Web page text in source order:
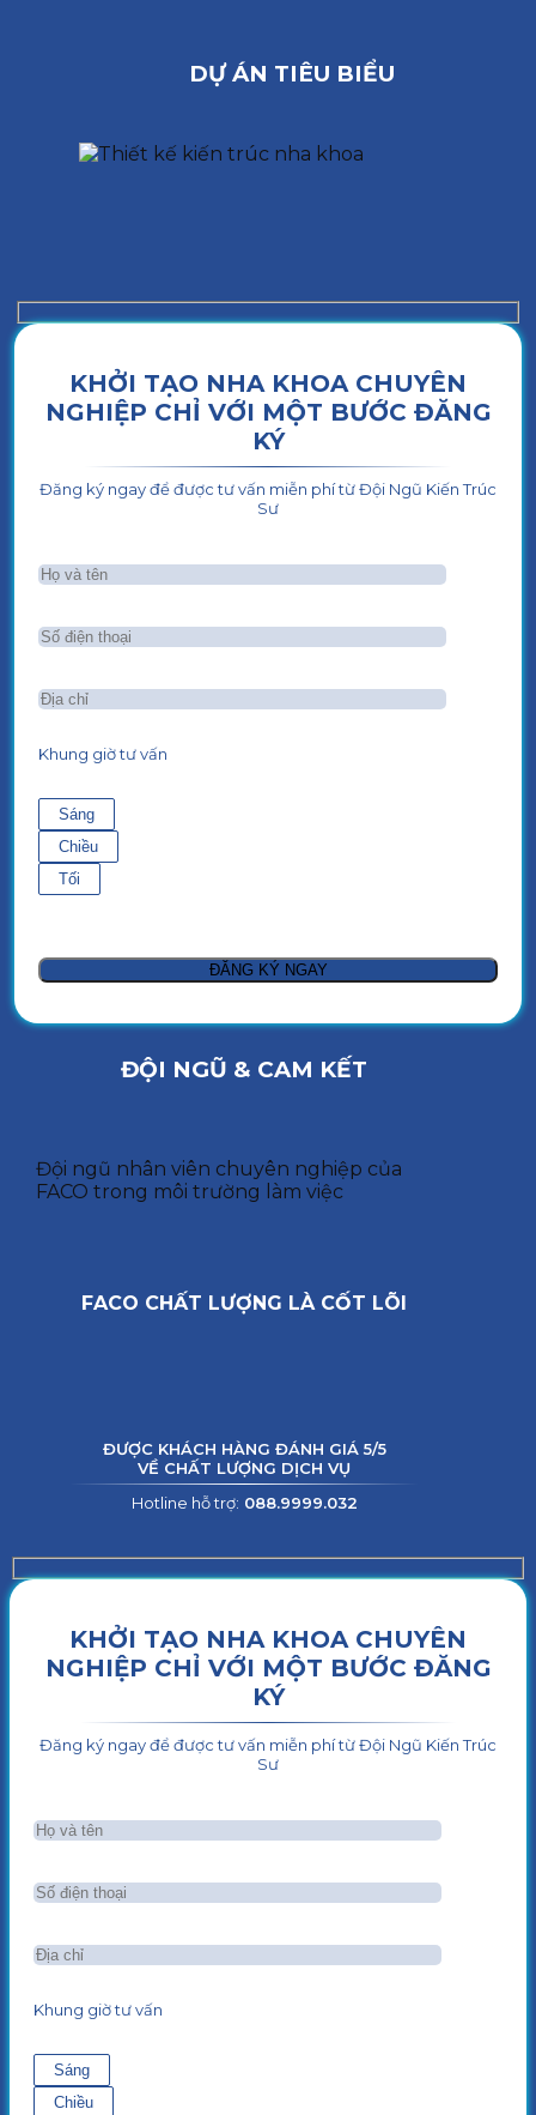
DỰ ÁN TIÊU BIỂU
KHỞI TẠO NHA KHOA CHUYÊN
NGHIỆP CHỈ VỚI MỘT BƯỚC ĐĂNG
KÝ
Đăng ký ngay để được tư vấn miễn phí từ Đội Ngũ Kiến Trúc
Sư
Khung giờ tư vấn
Sáng
Chiều
Tối
ĐỘI NGŨ & CAM KẾT
Đội ngũ nhân viên chuyên nghiệp của
FACO trong môi trường làm việc
FACO CHẤT LƯỢNG LÀ CỐT LÕI
ĐƯỢC KHÁCH HÀNG ĐÁNH GIÁ 5/5
VỀ CHẤT LƯỢNG DỊCH VỤ
Hotline hỗ trợ: 088.9999.032
KHỞI TẠO NHA KHOA CHUYÊN
NGHIỆP CHỈ VỚI MỘT BƯỚC ĐĂNG
KÝ
Đăng ký ngay để được tư vấn miễn phí từ Đội Ngũ Kiến Trúc
Sư
Khung giờ tư vấn
Sáng
Chiều